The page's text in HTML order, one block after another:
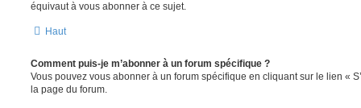
équivaut à vous abonner à ce sujet.
Haut
Comment puis-je m’abonner à un forum spécifique ?
Vous pouvez vous abonner à un forum spécifique en cliquant sur le lien «
la page du forum.